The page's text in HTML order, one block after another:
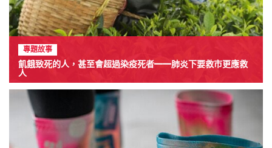
專題故事
飢餓致死的人，甚至會超過染疫死者——肺炎下要救市更應救
人